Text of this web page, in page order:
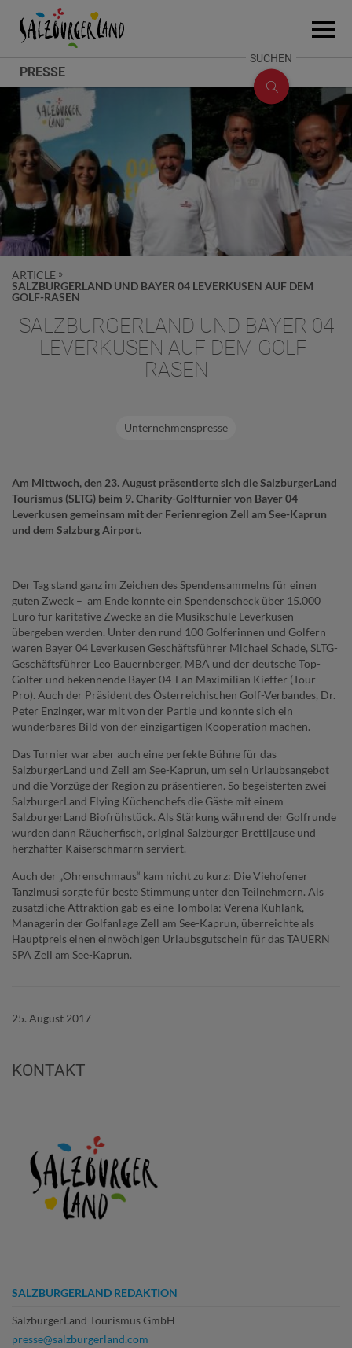
Zum InhaltAccesskey
[0]
Zum SeitenanfangAccesskey
[1]
Zum Fuß-BereichAccesskey
[2]
PRESSE
Menü
SUCHEN
SUCHE
ÖFFNEN
ARTICLE
SALZBURGERLAND UND BAYER 04 LEVERKUSEN AUF DEM
GOLF-RASEN
SALZBURGERLAND UND BAYER 04
LEVERKUSEN AUF DEM GOLF-
RASEN
Unternehmenspresse
Am Mittwoch, den 23. August präsentierte sich die SalzburgerLand
Tourismus (SLTG) beim 9. Charity-Golfturnier von Bayer 04
Leverkusen gemeinsam mit der Ferienregion Zell am See-Kaprun
und dem Salzburg Airport.
Der Tag stand ganz im Zeichen des Spendensammelns für einen
guten Zweck – am Ende konnte ein Spendenscheck über 15.000
Euro für karitative Zwecke an die Musikschule Leverkusen
übergeben werden. Unter den rund 100 Golferinnen und Golfern
waren Bayer 04 Leverkusen Geschäftsführer Michael Schade, SLTG-
Geschäftsführer Leo Bauernberger, MBA und der deutsche Top-
Golfer und bekennende Bayer 04-Fan Maximilian Kieffer (Tour
Pro). Auch der Präsident des Österreichischen Golf-Verbandes, Dr.
Peter Enzinger, war mit von der Partie und konnte sich ein
wunderbares Bild von der einzigartigen Kooperation machen.
Das Turnier war aber auch eine perfekte Bühne für das
SalzburgerLand und Zell am See-Kaprun, um sein Urlaubsangebot
und die Vorzüge der Region zu präsentieren. So begeisterten zwei
SalzburgerLand Flying Küchenchefs die Gäste mit einem
SalzburgerLand Biofrühstück. Als Stärkung während der Golfrunde
wurden dann Räucherfisch, original Salzburger Brettljause und
herzhafter Kaiserschmarrn serviert.
Auch der „Ohrenschmaus“ kam nicht zu kurz: Die Viehofener
Tanzlmusi sorgte für beste Stimmung unter den Teilnehmern. Als
zusätzliche Attraktion gab es eine Tombola: Verena Kuhlank,
Managerin der Golfanlage Zell am See-Kaprun, überreichte als
Hauptpreis einen einwöchigen Urlaubsgutschein für das TAUERN
SPA Zell am See-Kaprun.
25. August 2017
KONTAKT
SALZBURGERLAND REDAKTION
SalzburgerLand Tourismus GmbH
presse@salzburgerland.com